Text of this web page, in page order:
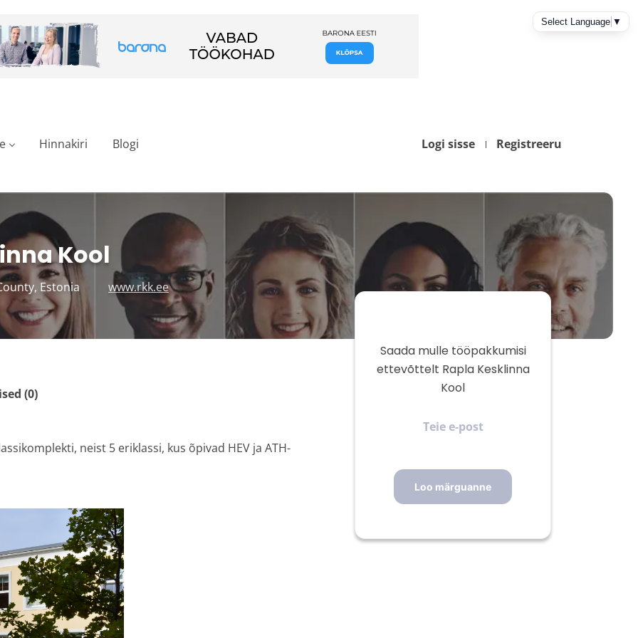
Logi sisse Registreeru
Hinnakiri Blogi
Kool
Estonia www.rkk.ee
(0)
neist 5 eriklassi, kus õpivad HEV ja ATH-
Saada mulle tööpakkumisi
ettevõttelt Rapla Kesklinna
Kool